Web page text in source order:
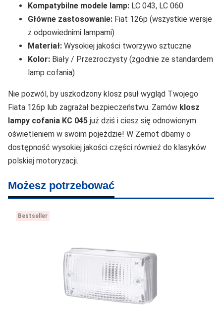
Kompatybilne modele lamp: LC 043, LC 060
Główne zastosowanie: Fiat 126p (wszystkie wersje
z odpowiednimi lampami)
Materiał: Wysokiej jakości tworzywo sztuczne
Kolor: Biały / Przezroczysty (zgodnie ze standardem
lamp cofania)
Nie pozwól, by uszkodzony klosz psuł wygląd Twojego
Fiata 126p lub zagrażał bezpieczeństwu. Zamów klosz
lampy cofania KC 045 już dziś i ciesz się odnowionym
oświetleniem w swoim pojeździe! W Zemot dbamy o
dostępność wysokiej jakości części również do klasyków
polskiej motoryzacji.
Możesz potrzebować
Bestseller